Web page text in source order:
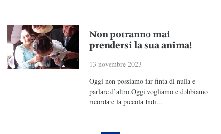
Non potranno mai
prendersi la sua anima!
13 novembre 2023
Oggi non possiamo far finta di nulla e
parlare d’altro.Oggi vogliamo e dobbiamo
ricordare la piccola Indi...